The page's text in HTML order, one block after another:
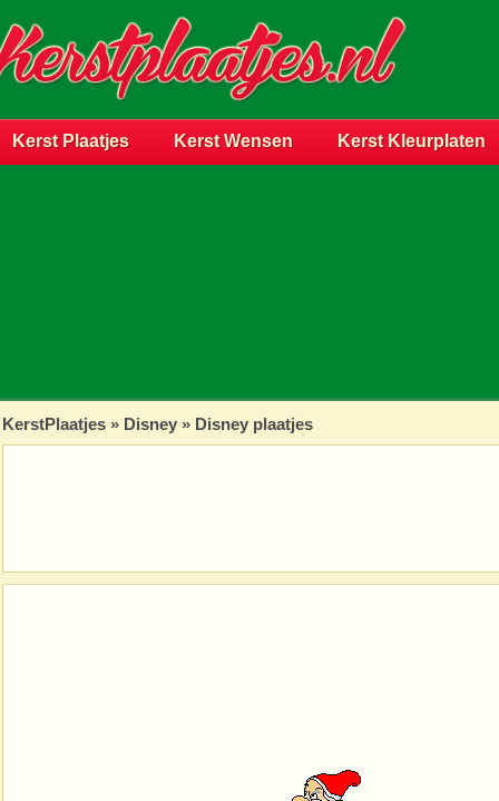
Kerst Plaatjes Kerst Wensen Kerst Kleurplaten
KerstPlaatjes » Disney » Disney plaatjes